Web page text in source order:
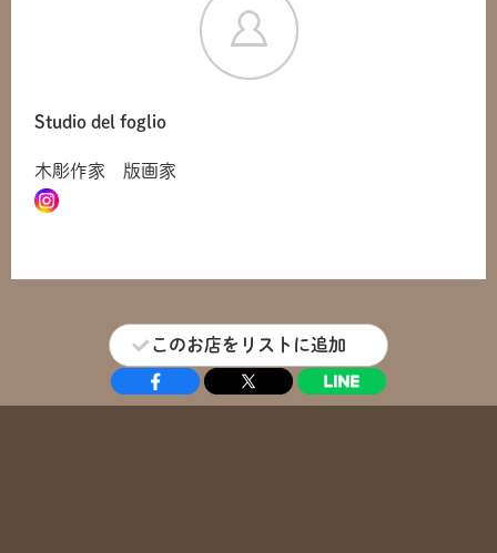
Studio del foglio
木彫作家 版画家
このお店をリストに追加